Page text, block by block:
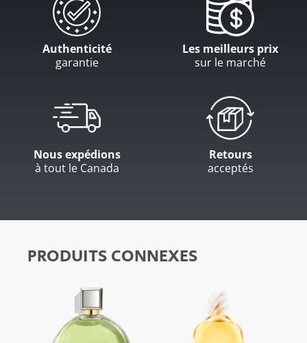
Authenticité
garantie
Les meilleurs prix
sur le marché
Nous expédions
à tout le Canada
Retours
acceptés
PRODUITS CONNEXES